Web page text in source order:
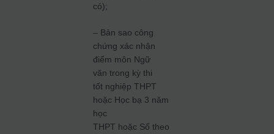
có);
– Bản sao công
chứng xác nhận
điểm môn Ngữ
văn trong kỳ thi
tốt nghiệp THPT
hoặc Học bạ 3 năm
học
THPT hoặc Sổ theo